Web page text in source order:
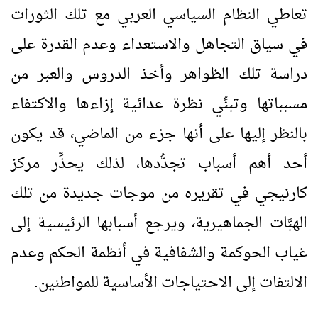
تعاطي النظام السياسي العربي مع تلك الثورات
في سياق التجاهل والاستعداء وعدم القدرة على
دراسة تلك الظواهر وأخذ الدروس والعبر من
مسبباتها وتبنِّي نظرة عدائية إزاءها والاكتفاء
بالنظر إليها على أنها جزء من الماضي، قد يكون
أحد أهم أسباب تجدُّدها، لذلك يحذِّر مركز
كارنيجي في تقريره من موجات جديدة من تلك
الهبَّات الجماهيرية، ويرجع أسبابها الرئيسية إلى
غياب الحوكمة والشفافية في أنظمة الحكم وعدم
الالتفات إلى الاحتياجات الأساسية للمواطنين.